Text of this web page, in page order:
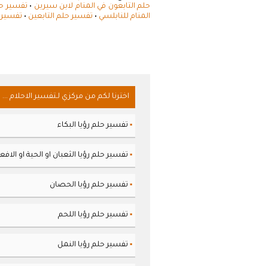
حلم التابعون في المنام لابن سيرين • تفسير
المنام للنابلسي • تفسير حلم التابعين • تفسير
اخترنا لكم من مركزي لـتفسير الاحلام ...
▪ تفسير حلم رؤيا البكاء
▪ تفسير حلم رؤيا الثعبان او الحية او
▪ تفسير حلم رؤيا الحصان
▪ تفسير حلم رؤيا اللحم
▪ تفسير حلم رؤيا النمل